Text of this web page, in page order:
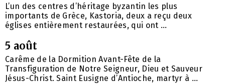
L’un des centres d’héritage byzantin les plus
importants de Grèce, Kastoria, deux a reçu deux
églises entièrement restaurées, qui ont ...
5 août
Carême de la Dormition Avant-Fête de la
Transfiguration de Notre Seigneur, Dieu et Sauveur
Jésus-Christ. Saint Eusigne d’Antioche, martyr à ...